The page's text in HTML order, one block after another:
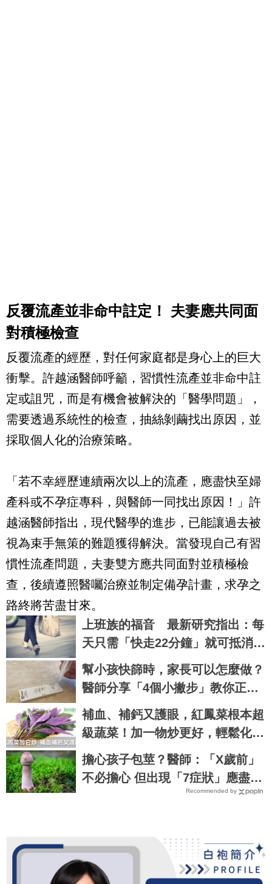
反覆流產並非命中註定！ 夫妻應共同面
對積極檢查
反覆流產的經歷，對任何家庭都是身心上的巨大
衝擊。許越涵醫師呼籲，習慣性流產並非命中註
定或詛咒，而是有機會被解決的「醫學問題」，
需要透過系統性的檢查，抽絲剝繭找出原因，並
採取個人化的治療策略。
「若不幸經歷連續兩次以上的流產，應盡快至婦
產科或不孕症專科，與醫師一同找出原因！」許
越涵醫師指出，現代醫學的進步，已能讓過去被
視為束手無策的難題獲得解決。當發現自己有習
慣性流產問題，夫妻雙方應共同面對並積極檢
查，後續遵照醫囑治療並制定備孕計畫，求孕之
路終將苦盡甘來。
上班族的福音 最新研究指出：每
天只需「快走22分鐘」就可抵消久
坐造成的死亡風險
幫小孩快篩時，家長可以怎麼做？
醫師分享「4個小撇步」教你正確
使用快篩
補血、補鈣又護眼，紅鳳菜根本超
級蔬菜！加一物炒更好，輕鬆化解
寒涼｜每日健康 Health
擔心孩子包莖？醫師：「X歲前」
不必擔心 但出現「7症狀」應盡速
Recommended by